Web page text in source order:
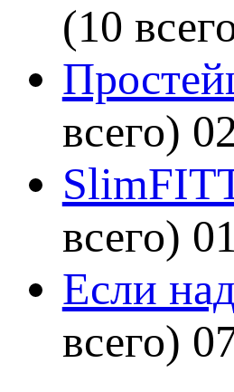
(10
всего)
всего)
Если
всего)